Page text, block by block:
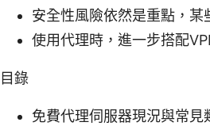
安全性風險依然是重點，某
使用代理時，進一步搭配
目錄
免費代理伺服器現況與常見